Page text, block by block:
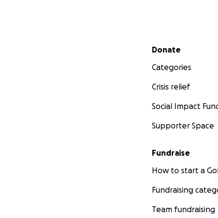
Secondary menu
Donate
Categories
Crisis relief
Social Impact
Supporter Space
Fundraise
How to start a
Fundraising
Team fundraising